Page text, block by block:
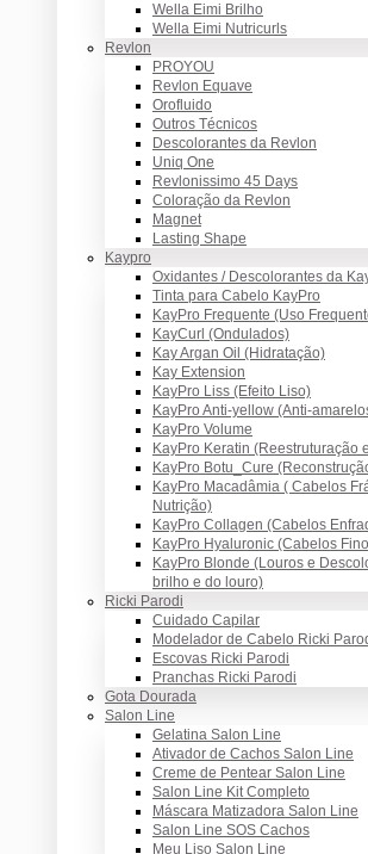
Wella Eimi Brilho
Wella Eimi Nutricurls
Revlon
PROYOU
Revlon Equave
Orofluido
Outros Técnicos
Descolorantes da Revlon
Uniq One
Revlonissimo 45 Days
Coloração da Revlon
Magnet
Lasting Shape
Kaypro
Oxidantes / Descolorantes da
Tinta para Cabelo KayPro
KayPro Frequente (Uso
KayCurl (Ondulados)
Kay Argan Oil (Hidratação)
Kay Extension
KayPro Liss (Efeito Liso)
KayPro Anti-yellow (Anti-
KayPro Volume
KayPro Keratin (Reestruturação
KayPro Botu_Cure
KayPro Macadâmia ( Cabelos
Nutrição)
KayPro Collagen (Cabelos
KayPro Hyaluronic (Cabelos
KayPro Blonde (Louros e
brilho e do louro)
Ricki Parodi
Cuidado Capilar
Modelador de Cabelo Ricki
Escovas Ricki Parodi
Pranchas Ricki Parodi
Gota Dourada
Salon Line
Gelatina Salon Line
Ativador de Cachos Salon Line
Creme de Pentear Salon Line
Salon Line Kit Completo
Máscara Matizadora Salon Line
Salon Line SOS Cachos
Meu Liso Salon Line